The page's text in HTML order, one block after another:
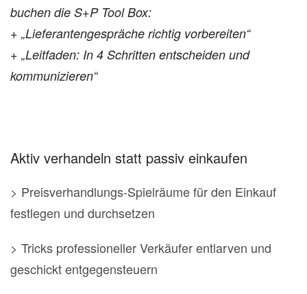
buchen die S+P Tool Box:
+ „Lieferantengespräche richtig vorbereiten“
+ „Leitfaden: In 4 Schritten entscheiden und
kommunizieren“
Aktiv verhandeln statt passiv einkaufen
> Preisverhandlungs-Spielräume für den Einkauf
festlegen und durchsetzen
> Tricks professioneller Verkäufer entlarven und
geschickt entgegensteuern